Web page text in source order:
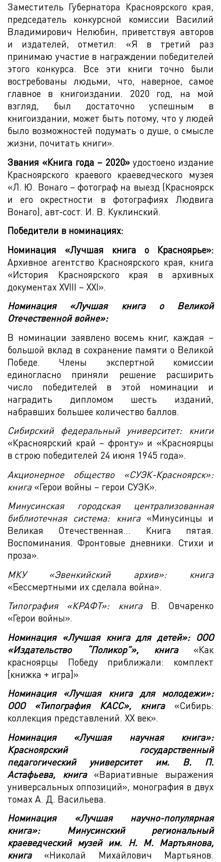
Заместитель Губернатора Красноярского края,
председатель конкурсной комиссии Василий
Владимирович Нелюбин, приветствуя авторов
и издателей, отметил: «Я в третий раз
принимаю участие в награждении победителей
этого конкурса. Все эти книги точно были
востребованы людьми, что, наверное, самое
главное в книгоиздании. 2020 год, на мой
взгляд, был достаточно успешным в
книгоиздании, может быть потому, что у людей
было возможностей подумать о душе, о смысле
жизни, почитать книги».
Звания «Книга года – 2020»удостоено издание
Красноярского краевого краеведческого музея
«Л. Ю. Вонаго – фотограф на выезд (Красноярск
и его окрестности в фотографиях Людвига
Вонаго), авт-сост. И. В. Куклинский.
Победители в номинациях:
Номинация «Лучшая книга о Красноярье»:
Архивное агентство Красноярского края, книга
«История Красноярского края в архивных
документах XVIII – XXI».
Номинация «Лучшая книга о Великой
Отечественной войне»:
В номинации заявлено восемь книг, каждая –
большой вклад в сохранение памяти о Великой
Победе. Члены экспертной комиссии
единогласно приняли решение расширить
число победителей в этой номинации и
наградить дипломом шесть изданий,
набравших большее количество баллов.
Сибирский федеральный университет: книги
«Красноярский край – фронту» и «Красноярцы
в строю победителей 24 июня 1945 года».
Акционерное общество «СУЭК-Красноярск»:
книга «Герои войны – герои СУЭК».
Минусинская городская централизованная
библиотечная система: книга«Минусинцы и
Великая Отечественная... Книга пятая.
Воспоминания. Фронтовые дневники. Стихи и
проза».
МКУ «Эвенкийский архив»: книга
«Бессмертными их сделала война».
Типография «КРАФТ»: книгаВ. Овчаренко
«Герои войны».
Номинация «Лучшая книга для детей»: ООО
«Издательство “Поликор”», книга«Как
красноярцы Победу приближали: комплект
[книжка + игра]»
Номинация «Лучшая книга для молодежи»:
ООО «Типография КАСС», книга«Сибирь:
коллекция представлений. XX век».
Номинация «Лучшая научная книга»:
Красноярский государственный
педагогический университет им. В. П.
Астафьева, книга«Вариативные выражения
универсальных оппозиций», монография в двух
томах А. Д. Васильева.
Номинация «Лучшая научно-популярная
книга»: Минусинский региональный
краеведческий музей им. Н. М. Мартьянова,
книга«Николай Михайлович Мартьянов.